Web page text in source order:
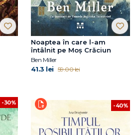
Noaptea în care l-am
întâlnit pe Moș Crăciun
Ben Miller
41.3 lei 59.00 lei
-30% -40%